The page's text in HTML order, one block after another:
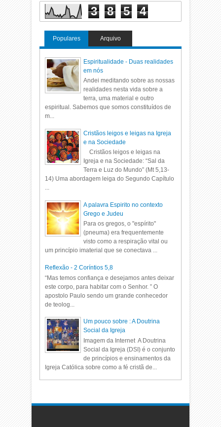
3 8 5 4
Populares Arquivo
Espiritualidade - Duas realidades
em nós
Andei meditando sobre as nossas
realidades nesta vida sobre a
terra, uma material e outro
espiritual. Sabemos que somos constituídos de
m...
Cristãos leigos e leigas na Igreja
e na Sociedade
Cristãos leigos e leigas na
Igreja e na Sociedade: “Sal da
Terra e Luz do Mundo” (Mt 5,13-
14) Uma abordagem leiga do Segundo Capítulo
...
A palavra Espirito no contexto
Grego e Judeu
Para os gregos, o "espírito"
(pneuma) era frequentemente
visto como a respiração vital ou
um princípio imaterial que se conectava ...
Reflexão - 2 Coríntios 5,8
“Mas temos confiança e desejamos antes deixar
este corpo, para habitar com o Senhor. ” O
apostolo Paulo sendo um grande conhecedor
de teolog...
Um pouco sobre : A Doutrina
Social da Igreja
Imagem da Internet A Doutrina
Social da Igreja (DSI) é o conjunto
de princípios e ensinamentos da
Igreja Católica sobre como a fé cristã de...